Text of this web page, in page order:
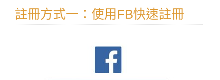
註冊方式一：使用FB快速註冊